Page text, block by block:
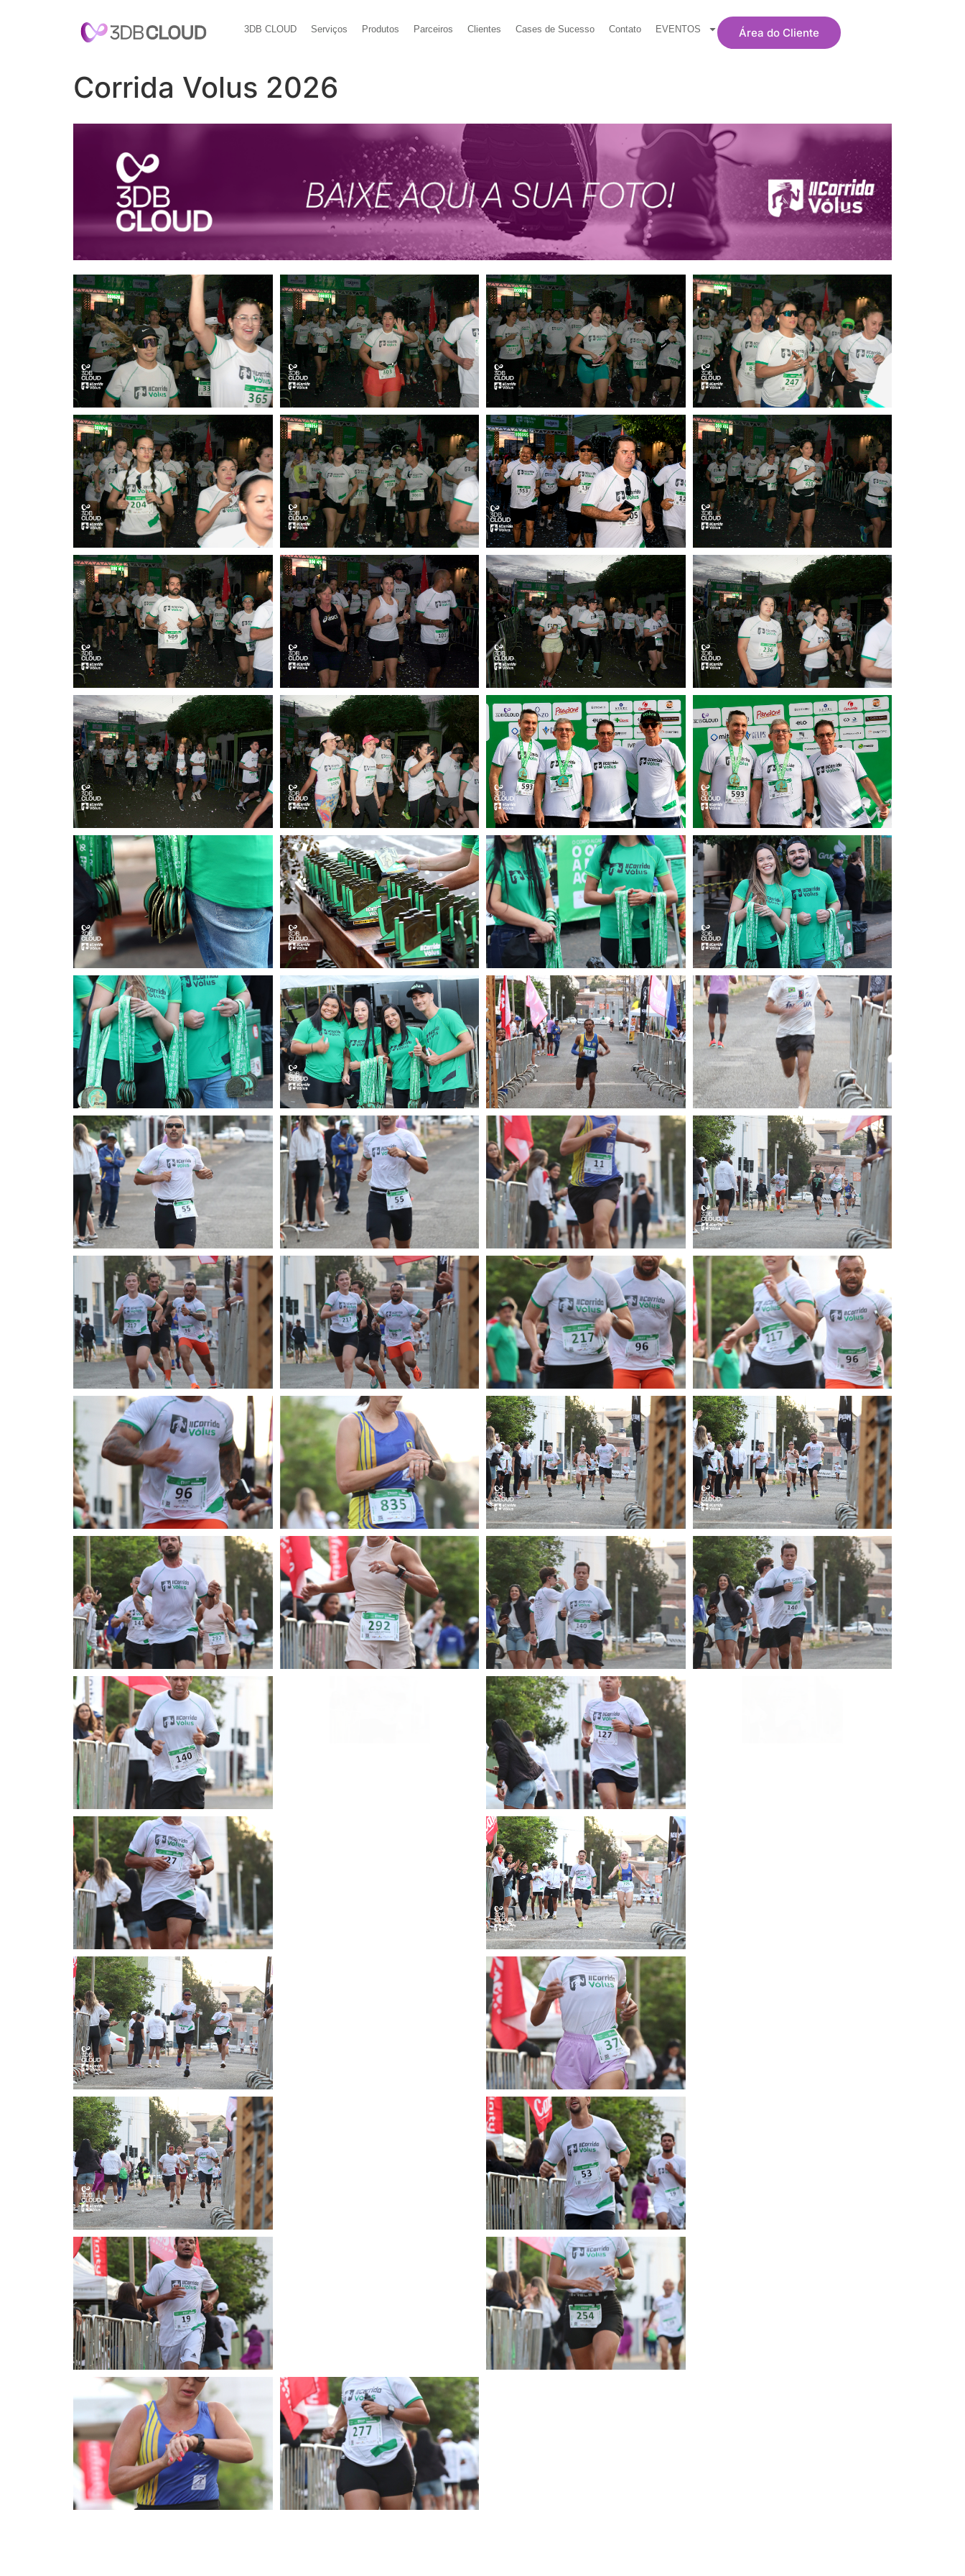
3DB CLOUD Serviços Produtos Parceiros Clientes Cases de Sucesso Contato EVENTOS Área do Cliente
Corrida Volus 2026